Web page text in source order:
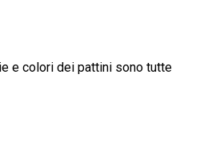
e colori dei pattini sono tutte